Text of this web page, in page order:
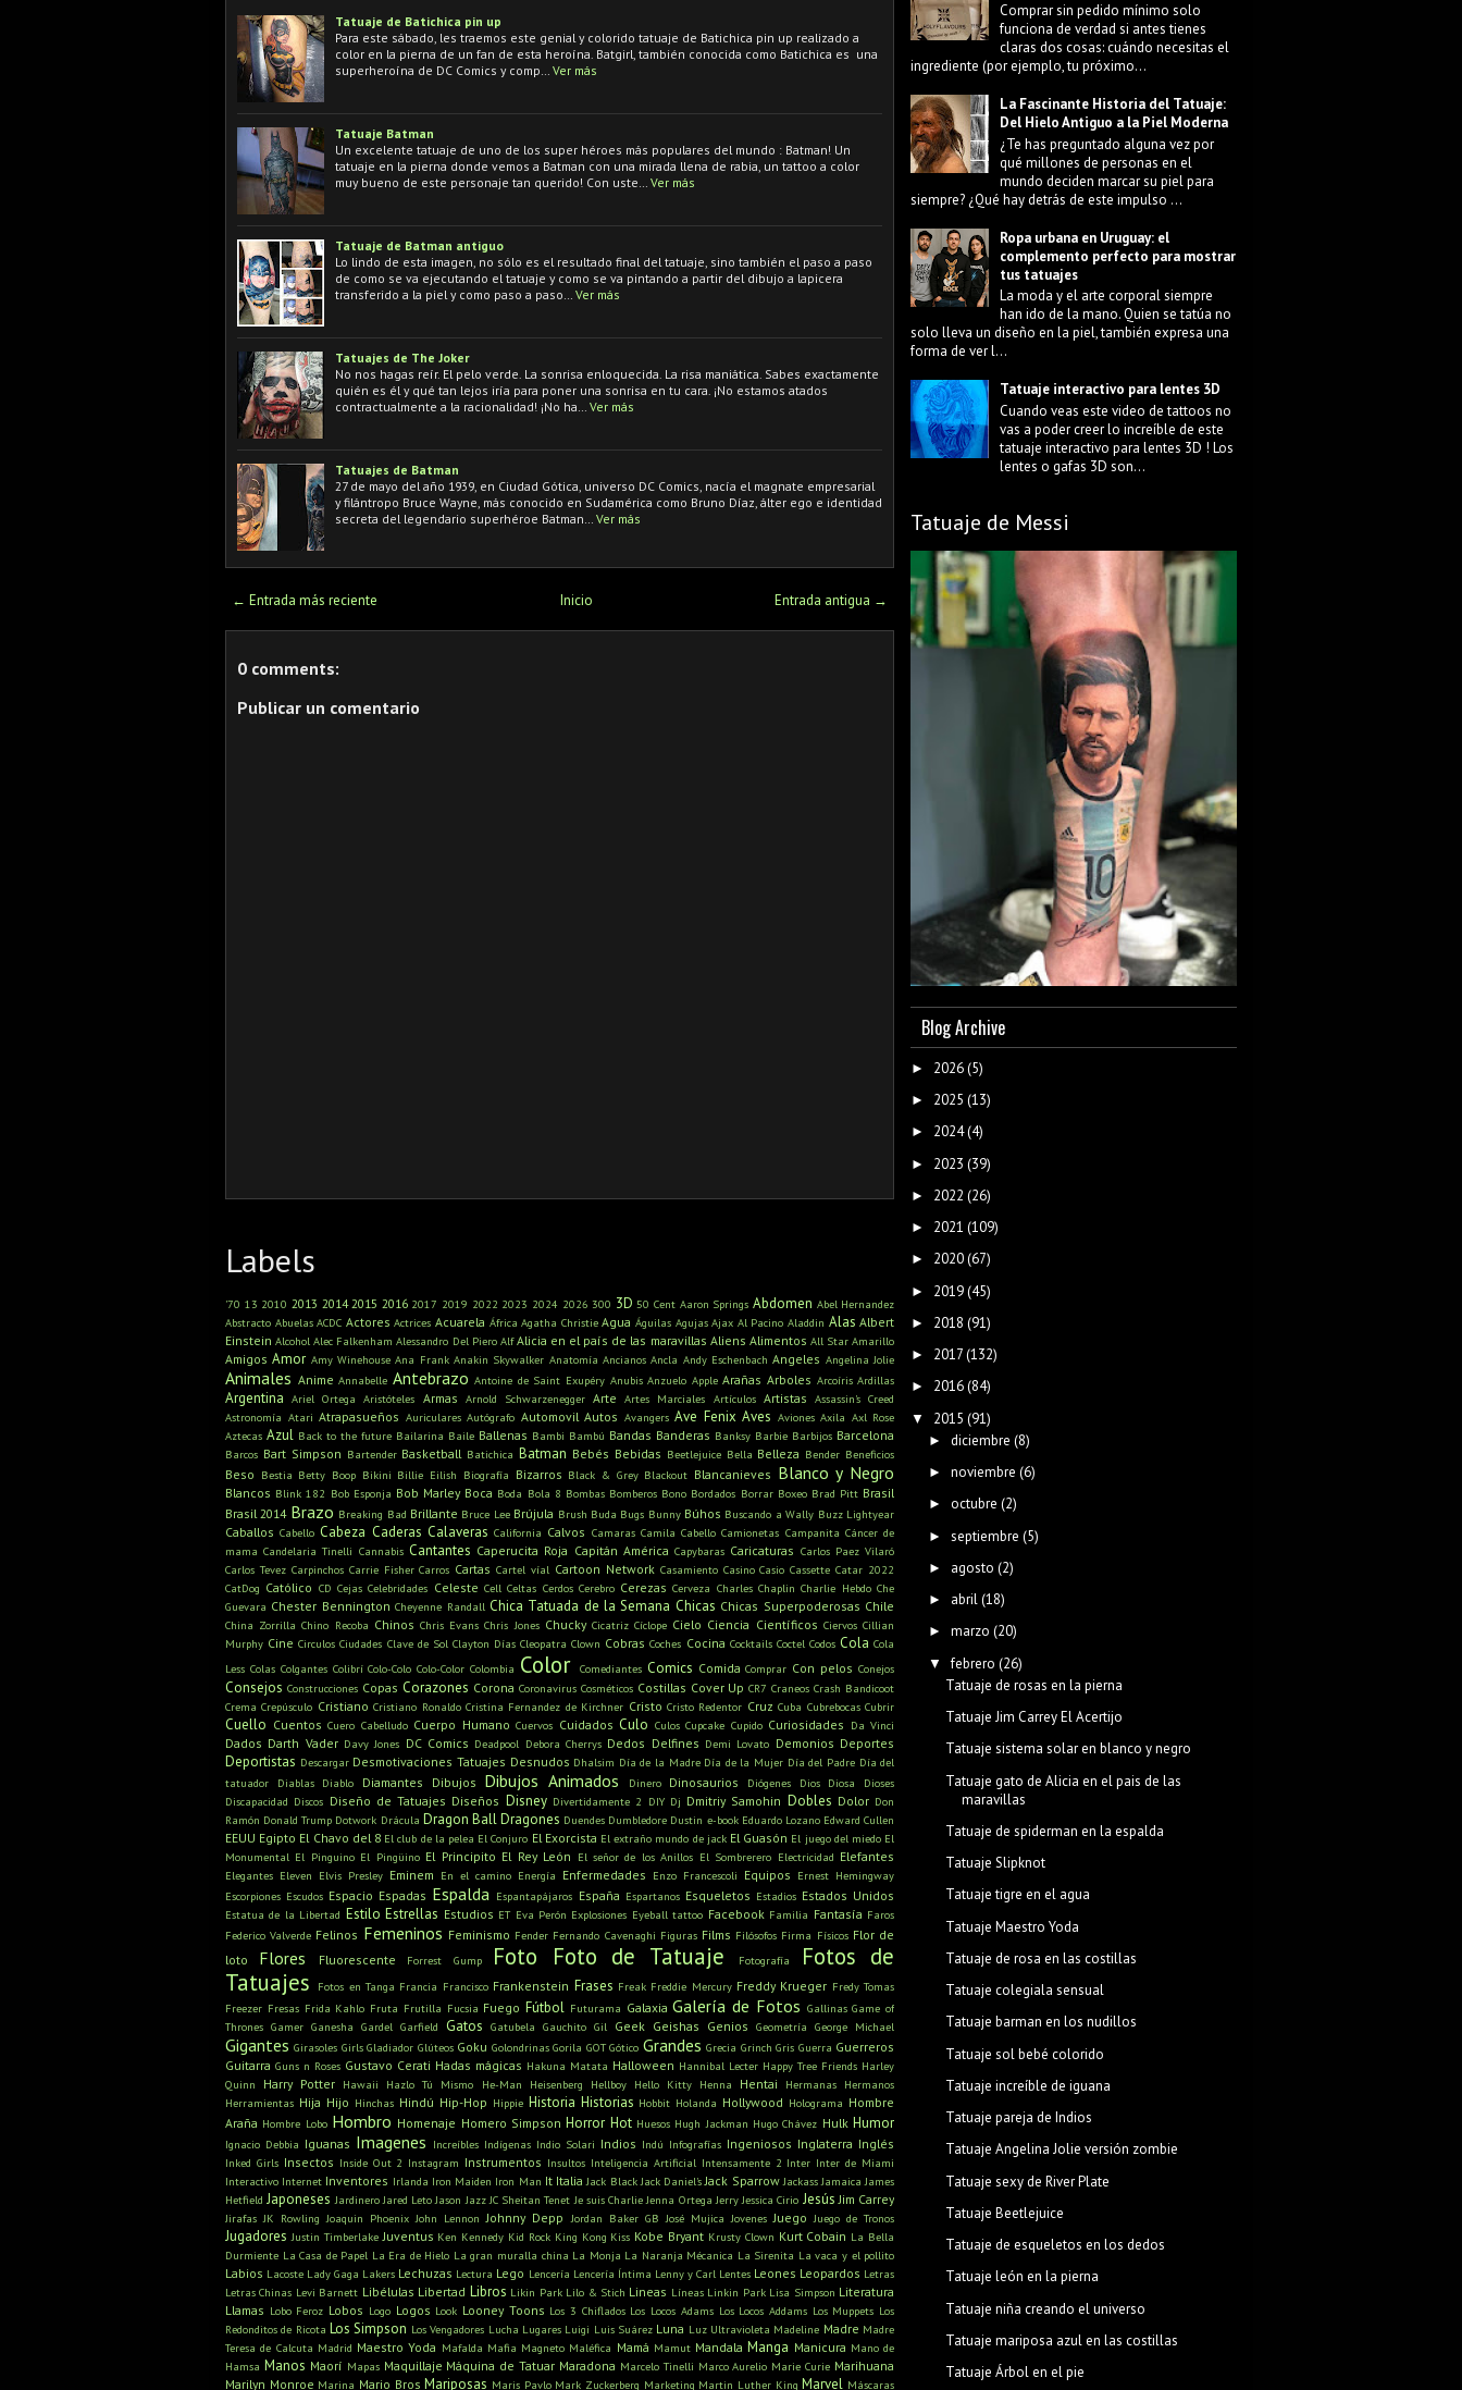
Tatuaje de Batichica pin up
Para este sábado, les traemos este genial y colorido tatuaje de Batichica pin up realizado a
color en la pierna de un fan de esta heroína. Batgirl, también conocida como Batichica es una
superheroína de DC Comics y comp…
Ver más
Tatuaje Batman
Un excelente tatuaje de uno de los super héroes más populares del mundo : Batman! Un
tatuaje en la pierna donde vemos a Batman con una mirada llena de rabia, un tattoo a color
muy bueno de este personaje tan querido! Con uste…
Ver más
Tatuaje de Batman antiguo
Lo lindo de esta imagen, no sólo es el resultado final del tatuaje, sino también el paso a paso
de como se va ejecutando el tatuaje y como se va pintando a partir del dibujo a lapicera
transferido a la piel y como paso a paso…
Ver más
Tatuajes de The Joker
No nos hagas reír. El pelo verde. La sonrisa enloquecida. La risa maniática. Sabes exactamente
quién es él y qué tan lejos iría para poner una sonrisa en tu cara. ¡No estamos atados
contractualmente a la racionalidad! ¡No ha…
Ver más
Tatuajes de Batman
27 de mayo del año 1939, en Ciudad Gótica, universo DC Comics, nacía el magnate empresarial
y filántropo Bruce Wayne, más conocido en Sudamérica como Bruno Díaz, álter ego e identidad
secreta del legendario superhéroe Batman…
Ver más
← Entrada más reciente Entrada antigua →
Inicio
0 comments:
Publicar un comentario
Labels
'70 13 2010 2013 2014 2015 2016 2017 2019 2022 2023 2024 2026 300 3D 50 Cent Aaron Springs Abdomen Abel Hernandez
Abstracto Abuelas ACDC Actores Actrices Acuarela África Agatha Christie Agua Águilas Agujas Ajax Al Pacino Aladdin Alas Albert
Einstein Alcohol Alec Falkenham Alessandro Del Piero Alf Alicia en el país de las maravillas Aliens Alimentos All Star Amarillo
Amigos Amor Amy Winehouse Ana Frank Anakin Skywalker Anatomía Ancianos Ancla Andy Eschenbach Angeles Angelina Jolie
Animales Anime Annabelle Antebrazo Antoine de Saint Exupéry Anubis Anzuelo Apple Arañas Arboles Arcoíris Ardillas
Argentina Ariel Ortega Aristóteles Armas Arnold Schwarzenegger Arte Artes Marciales Artículos Artistas Assassin's Creed
Astronomía Atari Atrapasueños Auriculares Autógrafo Automovil Autos Avangers Ave Fenix Aves Aviones Axila Axl Rose
Aztecas Azul Back to the future Bailarina Baile Ballenas Bambi Bambú Bandas Banderas Banksy Barbie Barbijos Barcelona
Barcos Bart Simpson Bartender Basketball Batichica Batman Bebés Bebidas Beetlejuice Bella Belleza Bender Beneficios
Beso Bestia Betty Boop Bikini Billie Eilish Biografía Bizarros Black & Grey Blackout Blancanieves Blanco y Negro
Blancos Blink 182 Bob Esponja Bob Marley Boca Boda Bola 8 Bombas Bomberos Bono Bordados Borrar Boxeo Brad Pitt Brasil
Brasil 2014 Brazo Breaking Bad Brillante Bruce Lee Brújula Brush Buda Bugs Bunny Búhos Buscando a Wally Buzz Lightyear
Caballos Cabello Cabeza Caderas Calaveras California Calvos Camaras Camila Cabello Camionetas Campanita Cáncer de
mama Candelaria Tinelli Cannabis Cantantes Caperucita Roja Capitán América Capybaras Caricaturas Carlos Paez Vilaró
Carlos Tevez Carpinchos Carrie Fisher Carros Cartas Cartel víal Cartoon Network Casamiento Casino Casio Cassette Catar 2022
CatDog Católico CD Cejas Celebridades Celeste Cell Celtas Cerdos Cerebro Cerezas Cerveza Charles Chaplin Charlie Hebdo Che
Guevara Chester Bennington Cheyenne Randall Chica Tatuada de la Semana Chicas Chicas Superpoderosas Chile
China Zorrilla Chino Recoba Chinos Chris Evans Chris Jones Chucky Cicatriz Cíclope Cielo Ciencia Científicos Ciervos Cillian
Murphy Cine Circulos Ciudades Clave de Sol Clayton Días Cleopatra Clown Cobras Coches Cocina Cocktails Coctel Codos Cola Cola
Less Colas Colgantes Colibrí Colo-Colo Colo-Color Colombia Color Comediantes Comics Comida Comprar Con pelos Conejos
Consejos Construcciones Copas Corazones Corona Coronavirus Cosméticos Costillas Cover Up CR7 Craneos Crash Bandicoot
Crema Crepúsculo Cristiano Cristiano Ronaldo Cristina Fernandez de Kirchner Cristo Cristo Redentor Cruz Cuba Cubrebocas Cubrir
Cuello Cuentos Cuero Cabelludo Cuerpo Humano Cuervos Cuidados Culo Culos Cupcake Cupido Curiosidades Da Vinci
Dados Darth Vader Davy Jones DC Comics Deadpool Debora Cherrys Dedos Delfines Demi Lovato Demonios Deportes
Deportistas Descargar Desmotivaciones Tatuajes Desnudos Dhalsim Día de la Madre Día de la Mujer Día del Padre Día del
tatuador
Diablas Diablo Diamantes Dibujos Dibujos Animados Dinero Dinosaurios Diógenes Dios Diosa
Dioses
Discapacidad Discos Diseño de Tatuajes Diseños Disney Divertidamente 2 DIY Dj Dmitriy Samohin Dobles Dolor Don
Ramón Donald Trump Dotwork Drácula Dragon BallDragones Duendes Dumbledore Dustin e-book Eduardo Lozano Edward Cullen
EEUU Egipto El Chavo del 8 El club de la pelea El Conjuro El Exorcista El extraño mundo de jack El Guasón El juego del miedo El
Monumental El Pinguino El Pingüino El Principito El Rey León El señor de los Anillos El Sombrerero Electricidad Elefantes
Elegantes Eleven Elvis Presley Eminem En el camino Energía Enfermedades Enzo Francescoli Equipos Ernest Hemingway
Escorpiones Escudos Espacio Espadas Espalda Espantapájaros España Espartanos Esqueletos Estadios Estados Unidos
Estatua de la Libertad Estilo Estrellas Estudios ET Eva Perón Explosiones Eyeball tattoo Facebook Familia Fantasía Faros
Federico Valverde Felinos Femeninos Feminismo Fender Fernando Cavenaghi Figuras Films Filósofos Firma Físicos Flor de
loto
Flores Fluorescente Forrest Gump Foto Foto de Tatuaje Fotografía
Fotos de
Tatuajes
Fotos en Tanga Francia Francisco Frankenstein Frases Freak Freddie Mercury Freddy Krueger Fredy Tomas
Freezer Fresas Frida Kahlo Fruta Frutilla Fucsia Fuego Fútbol Futurama Galaxia Galería de Fotos Gallinas Game of
Thrones Gamer Ganesha Gardel Garfield Gatos Gatubela Gauchito Gil Geek Geishas Genios Geometría George Michael
Gigantes Girasoles Girls Gladiador Glúteos Goku Golondrinas Gorila GOT Gótico Grandes Grecia Grinch Gris Guerra Guerreros
Guitarra Guns n Roses Gustavo Cerati Hadas mágicas Hakuna Matata Halloween Hannibal Lecter Happy Tree Friends Harley
Quinn
Harry Potter Hawaii Hazlo Tú Mismo He-Man Heisenberg Hellboy Hello Kitty Henna Hentai Hermanas Hermanos
Herramientas Hija Hijo Hinchas Hindú Hip-Hop Hippie Historia Historias Hobbit Holanda Hollywood Holograma Hombre
Araña Hombre Lobo Hombro Homenaje Homero Simpson Horror Hot Huesos Hugh Jackman Hugo Chávez Hulk Humor
Ignacio Debbia Iguanas Imagenes Increíbles Indígenas Indio Solari Indios Indú Infografías Ingeniosos Inglaterra Inglés
Inked Girls Insectos Inside Out 2 Instagram Instrumentos Insultos Inteligencia Artificial Intensamente 2 Inter Inter de Miami
Interactivo Internet Inventores Irlanda Iron Maiden Iron Man It Italia Jack Black Jack Daniel's Jack Sparrow Jackass Jamaica James
Hetfield Japoneses Jardinero Jared Leto Jason Jazz JC Sheitan Tenet Je suis Charlie Jenna Ortega Jerry Jessica Cirio Jesús Jim Carrey
Jirafas JK Rowling Joaquin Phoenix John Lennon Johnny Depp Jordan Baker GB José Mujica Jovenes Juego Juego de Tronos
Jugadores Justin Timberlake Juventus Ken Kennedy Kid Rock King Kong Kiss Kobe Bryant Krusty Clown Kurt Cobain La Bella
Durmiente La Casa de Papel La Era de Hielo La gran muralla china La Monja La Naranja Mécanica La Sirenita La vaca y el pollito
Labios Lacoste Lady Gaga Lakers Lechuzas Lectura Lego Lencería Lencería Íntima Lenny y Carl Lentes Leones Leopardos Letras
Letras Chinas Levi Barnett Libélulas Libertad Libros Likin Park Lilo & Stich Lineas Líneas Linkin Park Lisa Simpson Literatura
Llamas Lobo Feroz Lobos Logo Logos Look Looney Toons Los 3 Chiflados Los Locos Adams Los Locos Addams Los Muppets Los
Redonditos de Ricota Los Simpson Los Vengadores Lucha Lugares Luigi Luis Suárez Luna Luz Ultravioleta Madeline Madre Madre
Teresa de Calcuta Madrid Maestro Yoda Mafalda Mafia Magneto Maléfica Mamá Mamut Mandala Manga Manicura Mano de
Hamsa Manos Maorí Mapas Maquillaje Máquina de Tatuar Maradona Marcelo Tinelli Marco Aurelio Marie Curie Marihuana
Marilyn Monroe Marina Mario Bros Mariposas Maris Pavlo Mark Zuckerberg Marketing Martin Luther King Marvel Máscaras
Comprar sin pedido mínimo solo
funciona de verdad si antes tienes
claras dos cosas: cuándo necesitas el
ingrediente (por ejemplo, tu próximo...
La Fascinante Historia del Tatuaje:
Del Hielo Antiguo a la Piel Moderna
¿Te has preguntado alguna vez por
qué millones de personas en el
mundo deciden marcar su piel para
siempre? ¿Qué hay detrás de este impulso ...
Ropa urbana en Uruguay: el
complemento perfecto para mostrar
tus tatuajes
La moda y el arte corporal siempre
han ido de la mano. Quien se tatúa no
solo lleva un diseño en la piel, también expresa una
forma de ver l...
Tatuaje interactivo para lentes 3D
Cuando veas este video de tattoos no
vas a poder creer lo increíble de este
tatuaje interactivo para lentes 3D ! Los
lentes o gafas 3D son...
Tatuaje de Messi
Blog Archive
► 2026(5)
► 2025 (13)
► 2024(4)
► 2023 (39)
► 2022 (26)
► 2021 (109)
► 2020(67)
► 2019(45)
► 2018 (91)
► 2017(132)
► 2016(84)
▼ 2015 (91)
► diciembre (8)
► noviembre (6)
► octubre (2)
► septiembre (5)
► agosto (2)
► abril (18)
► marzo (20)
▼ febrero (26)
Tatuaje de rosas en la pierna
Tatuaje Jim Carrey El Acertijo
Tatuaje sistema solar en blanco y negro
Tatuaje gato de Alicia en el pais de las
maravillas
Tatuaje de spiderman en la espalda
Tatuaje Slipknot
Tatuaje tigre en el agua
Tatuaje Maestro Yoda
Tatuaje de rosa en las costillas
Tatuaje colegiala sensual
Tatuaje barman en los nudillos
Tatuaje sol bebé colorido
Tatuaje increíble de iguana
Tatuaje pareja de Indios
Tatuaje Angelina Jolie versión zombie
Tatuaje sexy de River Plate
Tatuaje Beetlejuice
Tatuaje de esqueletos en los dedos
Tatuaje león en la pierna
Tatuaje niña creando el universo
Tatuaje mariposa azul en las costillas
Tatuaje Árbol en el pie